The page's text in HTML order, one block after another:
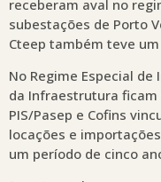
receberam aval no
subestações de Porto
Cteep também teve
No Regime Especial
da Infraestrutura ficam
PIS/Pasep e Cofins
locações e
um período de cinco